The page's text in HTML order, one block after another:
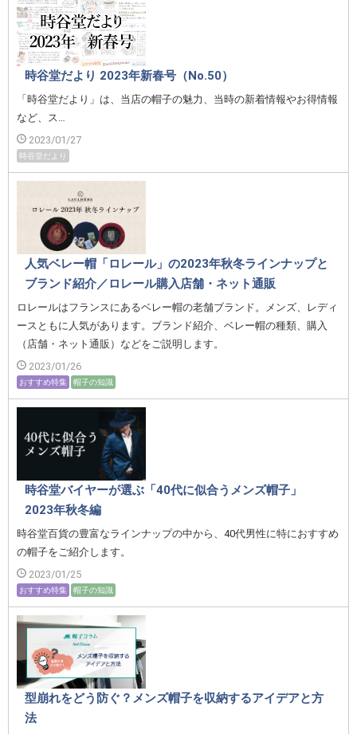
時谷堂だより 2023年新春号（No.50）
「時谷堂だより」は、当店の帽子の魅力、当時の新着情報やお得情報
など、ス…
2023/01/27
時谷堂だより
人気ベレー帽「ロレール」の2023年秋冬ラインナップと
ブランド紹介／ロレール購入店舗・ネット通販
ロレールはフランスにあるベレー帽の老舗ブランド。メンズ、レディ
ースともに人気があります。ブランド紹介、ベレー帽の種類、購入
（店舗・ネット通販）などをご説明します。
2023/01/26
おすすめ特集 帽子の知識
時谷堂バイヤーが選ぶ「40代に似合うメンズ帽子」
2023年秋冬編
時谷堂百貨の豊富なラインナップの中から、40代男性に特におすすめ
の帽子をご紹介します。
2023/01/25
おすすめ特集 帽子の知識
型崩れをどう防ぐ？メンズ帽子を収納するアイデアと方
法